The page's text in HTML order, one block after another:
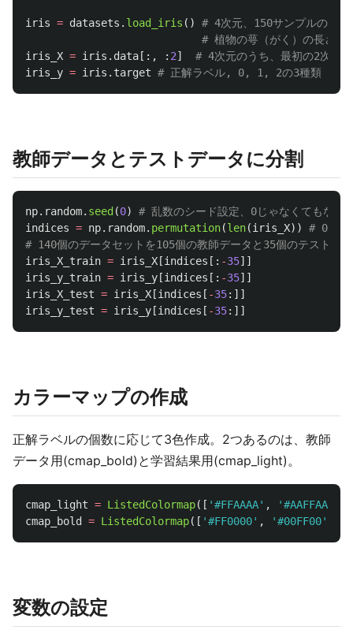
iris = datasets . load_iris ()
iris_X = iris . data [:, : 2]
iris_y = iris . target
教師データとテストデータに分割
np. random. seed (0)
indices = np. random. permutation(len(iris_X)) # 0~149
iris_X_train = iris_X [indices [: -35]]
iris_y_train = iris_y [indices [: -35]]
iris_X_test = iris_X [indices [ -35:]]
iris_y_test = iris_y [indices [ -35:]]
カラーマップの作成
正解ラベルの個数に応じて3色作成。2つあるのは、教師
データ用(cmap_bold)と学習結果用(cmap_light)。
cmap_light = ListedColormap([ '#FFAAAA' , '#AAFFAA
cmap_bold
= ListedColormap([ '#FF0000' , '#00FF00'
変数の設定